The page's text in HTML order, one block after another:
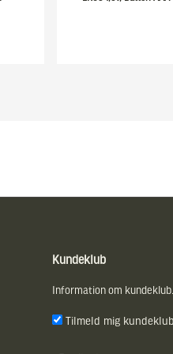
Kundeklub
Information om kundeklub.
Tilmeld mig